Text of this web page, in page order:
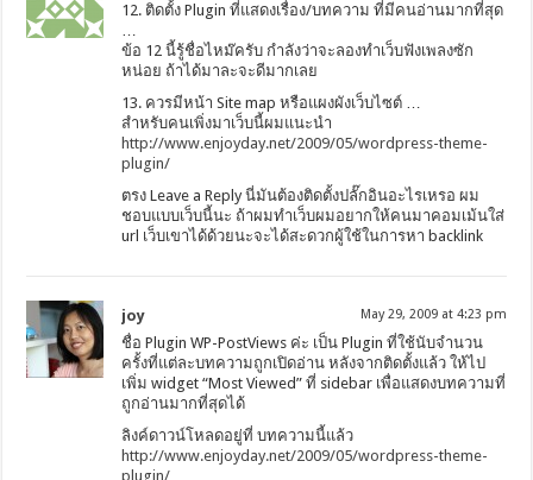
12. ติดตั้ง Plugin ที่แสดงเรื่อง/บทความ ที่มีคนอ่านมากที่สุด
…
ข้อ 12 นี้รู้ชื่อไหม๊ครับ กำลังว่าจะลองทำเว็บฟังเพลงซัก
หน่อย ถ้าได้มาละจะดีมากเลย
13. ควรมีหน้า Site map หรือแผงผังเว็บไซต์ …
สำหรับคนเพิ่งมาเว็บนี้ผมแนะนำ
http://www.enjoyday.net/2009/05/wordpress-theme-
plugin/
ตรง Leave a Reply นี่มันต้องติดตั้งปลั๊กอินอะไรเหรอ ผม
ชอบแบบเว็บนี้นะ ถ้าผมทำเว็บผมอยากให้คนมาคอมเม้นใส่
url เว็บเขาได้ด้วยนะจะได้สะดวกผู้ใช้ในการหา backlink
joy May 29, 2009 at 4:23 pm
ชื่อ Plugin WP-PostViews ค่ะ เป็น Plugin ที่ใช้นับจำนวน
ครั้งที่แต่ละบทความถูกเปิดอ่าน หลังจากติดตั้งแล้ว ให้ไป
เพิ่ม widget “Most Viewed” ที่ sidebar เพื่อแสดงบทความที่
ถูกอ่านมากที่สุดได้
ลิงค์ดาวน์โหลดอยู่ที่ บทความนี้แล้ว
http://www.enjoyday.net/2009/05/wordpress-theme-
plugin/